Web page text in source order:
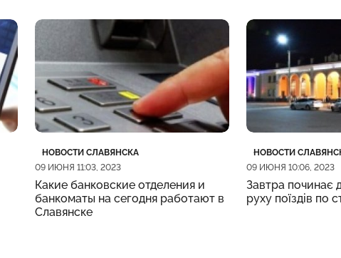
Категория
НОВОСТИ СЛАВЯНСКА
Дата публикации
09 ИЮНЯ 11:03, 2023
Какие банковские отделения и
банкоматы на сегодня работают в
Славянске
Категория
НОВОСТИ
Дата публикации
09 ИЮНЯ 10:06, 2023
Завтра починає
руху поїздів по